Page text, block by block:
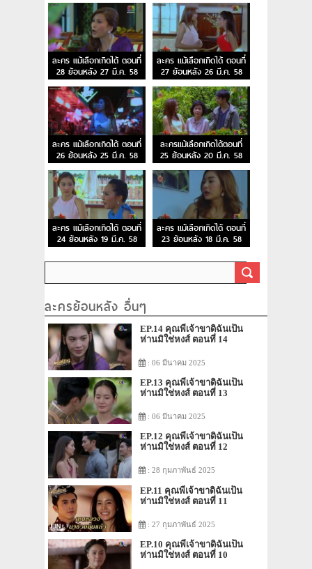
ละคร แม้เลือกเกิดได้ ตอนที่
28 ย้อนหลัง 27 มี.ค. 58
ละคร แม้เลือกเกิดได้ ตอนที่
27 ย้อนหลัง 26 มี.ค. 58
ละคร แม้เลือกเกิดได้ ตอนที่
26 ย้อนหลัง 25 มี.ค. 58
ละครแม้เลือกเกิดได้ตอนที่
25 ย้อนหลัง 20 มี.ค. 58
ละคร แม้เลือกเกิดได้ ตอนที่
24 ย้อนหลัง 19 มี.ค. 58
ละคร แม้เลือกเกิดได้ ตอนที่
23 ย้อนหลัง 18 มี.ค. 58
ละครย้อนหลัง อื่นๆ
EP.14 คุณพี่เจ้าขาดิฉันเป็น
ห่านมิใช่หงส์ ตอนที่ 14
: 06 มีนาคม 2025
EP.13 คุณพี่เจ้าขาดิฉันเป็น
ห่านมิใช่หงส์ ตอนที่ 13
: 06 มีนาคม 2025
EP.12 คุณพี่เจ้าขาดิฉันเป็น
ห่านมิใช่หงส์ ตอนที่ 12
: 28 กุมภาพันธ์ 2025
EP.11 คุณพี่เจ้าขาดิฉันเป็น
ห่านมิใช่หงส์ ตอนที่ 11
: 27 กุมภาพันธ์ 2025
EP.10 คุณพี่เจ้าขาดิฉันเป็น
ห่านมิใช่หงส์ ตอนที่ 10